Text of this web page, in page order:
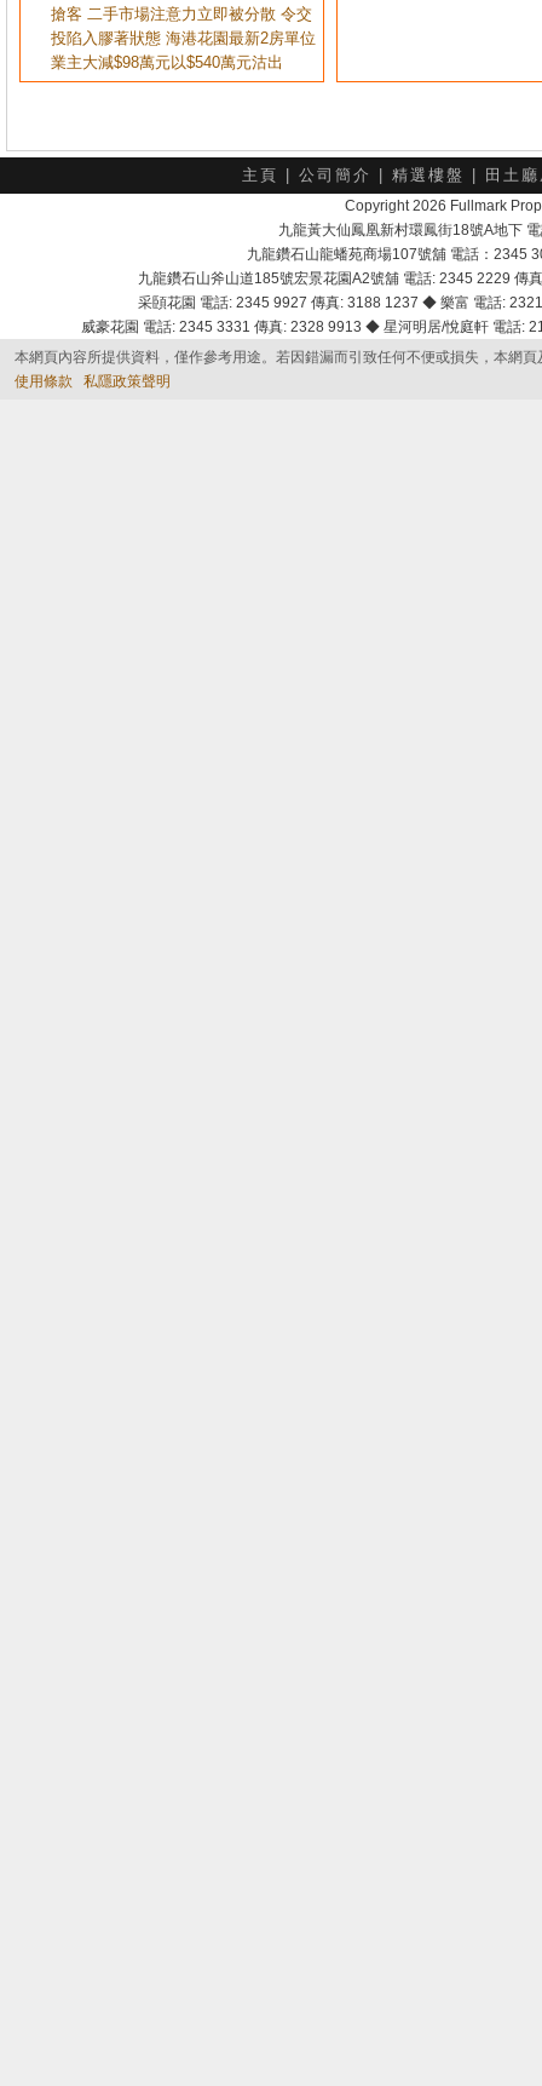
搶客 二手市場注意力立即被分散 令交
投陷入膠著狀態 海港花園最新2房單位
業主大減$98萬元以$540萬元沽出
主頁 公司簡介 精選樓盤 田土
Copyright 2026 Fullmark
九龍黃大仙鳳凰新村環鳳街18號A地下
九龍鑽石山龍蟠苑商場107號舖 電話：2345
九龍鑽石山斧山道185號宏景花園A2號舖 電話: 2345 2229
采頣花園 電話: 2345 9927 傳真: 3188 1237 ◆ 樂富 電話:
威豪花園 電話: 2345 3331 傳真: 2328 9913 ◆ 星河明居/悅庭軒 電話
本網頁內容所提供資料，僅作參考用途。若因錯漏而引致任何不便或損失，本網
使用條款
私隱政策聲明